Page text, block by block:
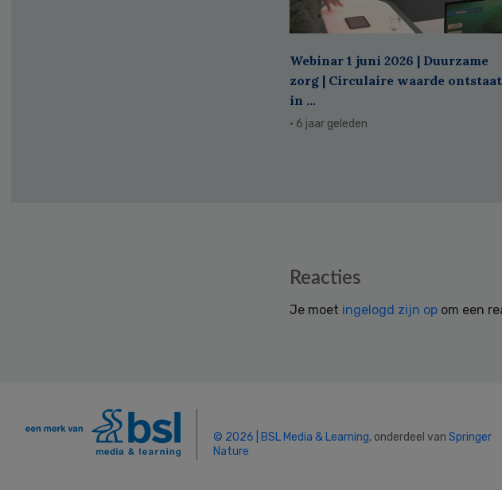
Webinar 1 juni 2026 | Duurzame
zorg | Circulaire waarde ontstaat
in ...
· 6 jaar geleden
Reacties
Je moet ingelogd zijn op om een
© 2026 | BSL Media & Learning, onderdeel van Springer
Nature